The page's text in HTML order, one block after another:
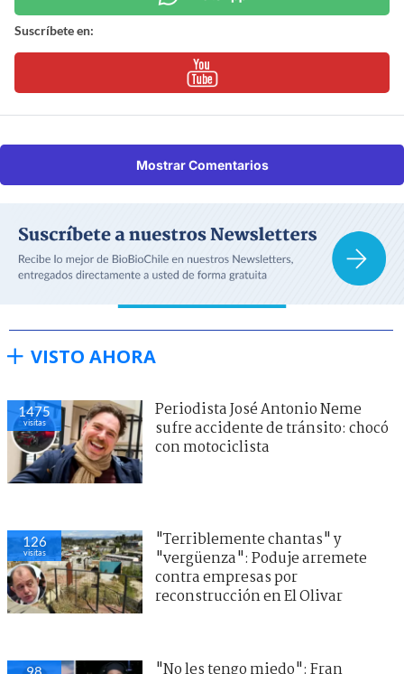
Suscríbete en:
Mostrar Comentarios
VISTO AHORA
1475
visitas
Periodista José Antonio Neme
sufre accidente de tránsito: chocó
con motociclista
126
visitas
"Terriblemente chantas" y
"vergüenza": Poduje arremete
contra empresas por
reconstrucción en El Olivar